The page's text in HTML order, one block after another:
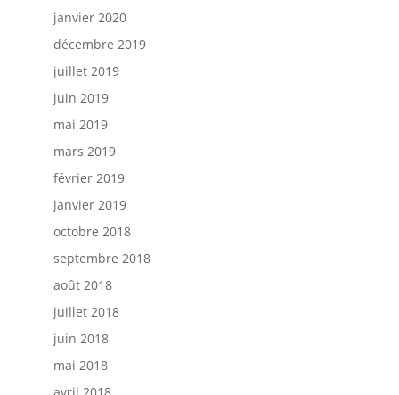
janvier 2020
décembre 2019
juillet 2019
juin 2019
mai 2019
mars 2019
février 2019
janvier 2019
octobre 2018
septembre 2018
août 2018
juillet 2018
juin 2018
mai 2018